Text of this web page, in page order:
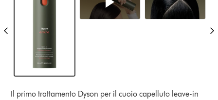
Il primo trattamento Dyson per il cuoio capelluto leave-in